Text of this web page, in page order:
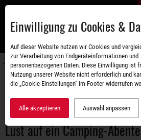
Zum
Lust auf ein Camping-
Einwilligung zu Cookies &
Auf dieser Website nutzen wir Cookies und
zur Verarbeitung von Endgeräteinformationen und
personenbezogenen Daten. Diese Einwilligung ist
Nutzung unserer Website nicht erforderlich und
die „Cookie-Einstellungen“ im Footer widerrufen
Alle akzeptieren Auswahl anpassen